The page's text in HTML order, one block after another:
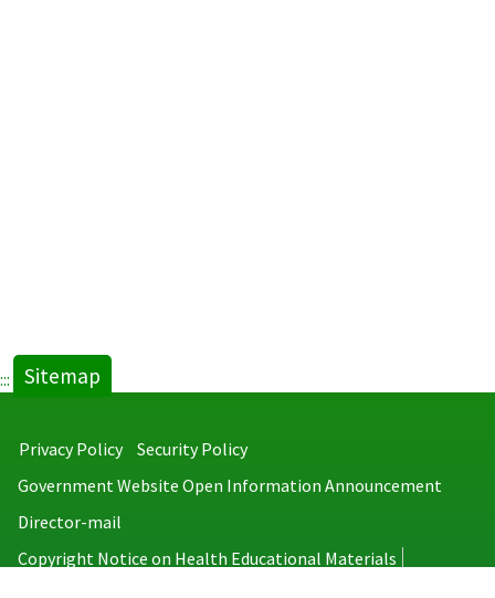
::: Sitemap
Privacy Policy
Security Policy
Government Website Open Information Announcement
Director-mail
Copyright Notice on Health Educational Materials